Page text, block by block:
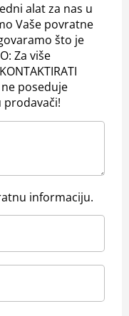
alat za nas u
Vaše povratne
što je
Za više
ne poseduje
prodavači!
informaciju.